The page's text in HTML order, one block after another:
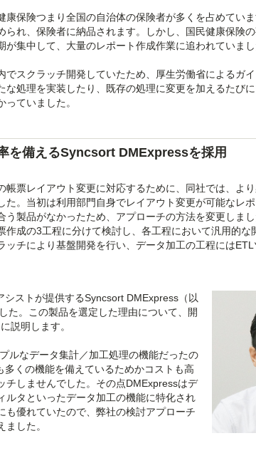
保険つまり全国の自治体の保険者が多くを占めてい
れ、保険者に納品されます。しかし、国民健康保険
集中して、大量のレポート作成作業に追われていまし
でスクラッチ開発していたため、厚生労働省によるガ
な処理を実装したり、既存の処理に変更を加えるたび
ていました。
を備えるSyncsort DMExpressを採用
票レイアウト変更に対応するために、同社では、よ
た。当初は利用部門自身でレイアウト変更が可能なレ
う製品がなかったため、アプローチの方法を変更しま
成の3工程に分けて検討し、各工程において汎用的な
ッチにより基盤開発を行い、データ加工の工程には
ストが提供するSyncsort DMExpress（以
た。この製品を選定した理由について、開
説明します。
ルなデータ集計／加工処理の機能だったの
くの機能を備えているためかコストも高
チしませんでした。その点DMExpressはデ
ルタといったデータ加工の機能に特化され
も優れていたので、弊社の検討アプローチ
した。